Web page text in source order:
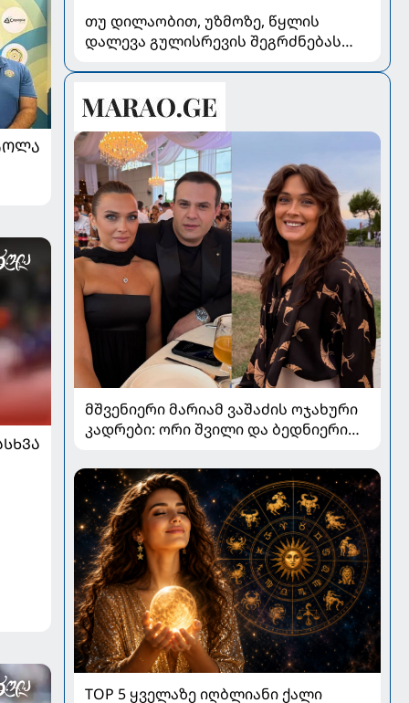
თუ დილაობით, უზმოზე, წყლის
დალევა გულისრევის შეგრძნებას
მშვენიერი მარიამ ვაშაძის ოჯახური
კადრები: ორი შვილი და ბედნიერი
ცხოვრებაში
TOP 5 ყველაზე იღბლიანი ქალი